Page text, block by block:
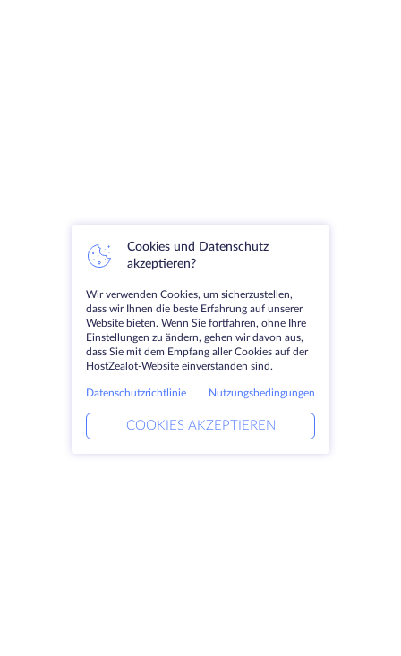
Cookies und Datenschutz
akzeptieren?
Wir verwenden Cookies, um sicherzustellen,
dass wir Ihnen die beste Erfahrung auf unserer
Website bieten. Wenn Sie fortfahren, ohne Ihre
Einstellungen zu ändern, gehen wir davon aus,
dass Sie mit dem Empfang aller Cookies auf der
HostZealot-Website einverstanden sind.
Datenschutzrichtlinie Nutzungsbedingungen
COOKIES AKZEPTIEREN